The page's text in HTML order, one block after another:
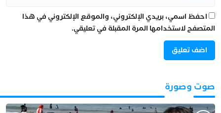
احفظ اسمي، بريدي الإلكتروني، والموقع الإلكتروني في هذا
المتصفح لاستخدامها المرة المقبلة في تعليقي.
صوت وصورة